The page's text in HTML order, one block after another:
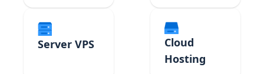
Server VPS
Cloud
Hosting